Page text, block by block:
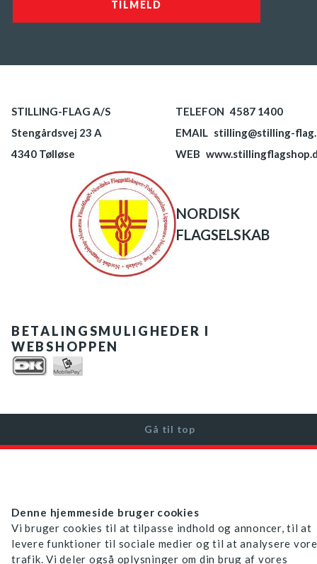
STILLING-FLAG A/S
Stengårdsvej 23 A
4340 Tølløse
TELEFON 4587 1400
EMAIL stilling@stilling-
WEB
NORDISK
FLAGSELSKAB
BETALINGSMULIGHEDER I
WEBSHOPPEN
Gå til top
Denne hjemmeside bruger cookies
Vi bruger cookies til at tilpasse indhold og annoncer, til at
levere funktioner til sociale medier og til at analysere
trafik. Vi deler også oplysninger om din brug af vores